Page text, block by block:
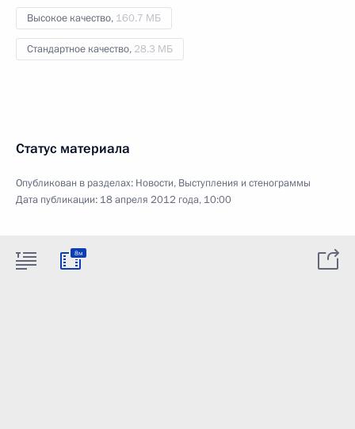
Высокое качество, 160.7 МБ
Стандартное качество, 28.3 МБ
Статус материала
Опубликован в разделах: Новости, Выступления и стенограммы
Дата публикации: 18 апреля 2012 года, 10:00
8м